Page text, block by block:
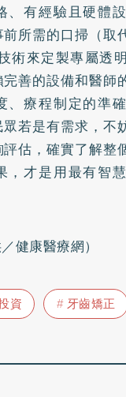
、有經驗且硬體
所需的口掃（取
術來定製專屬透
善的設備和醫師
、療程制定的準
若是有需求，不
估，確實了解整
，才是用最有智
健康醫療網）
資 牙齒矯正